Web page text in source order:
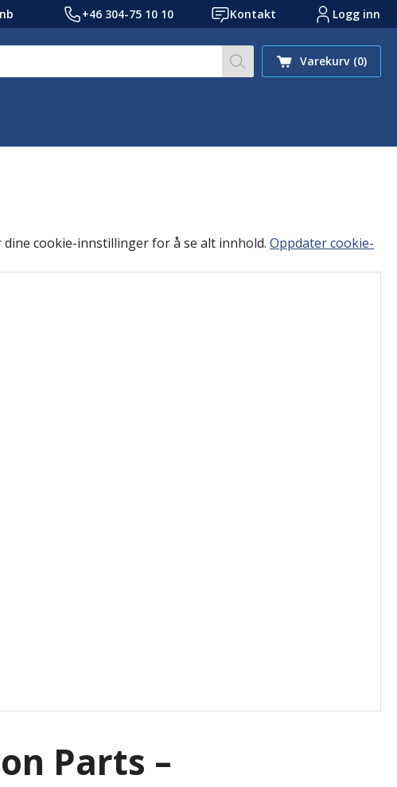
+46 304-75 10 10 Kontakt Logg inn
Søk på nettstedet
Varekurv (0)
cookie-innstillinger for å se alt innhold. Oppdater cookie-
Parts –